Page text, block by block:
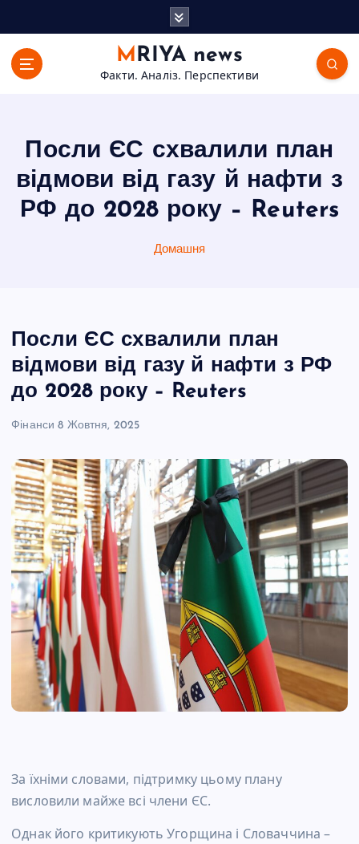
MRIYA news
Факти. Аналіз. Перспективи
Посли ЄС схвалили план
відмови від газу й нафти з
РФ до 2028 року – Reuters
Домашня
Посли ЄС схвалили план
відмови від газу й нафти з РФ
до 2028 року – Reuters
Фінанси 8 Жовтня, 2025
За їхніми словами, підтримку цьому плану
висловили майже всі члени ЄС.
Однак його критикують Угорщина і Словаччина –